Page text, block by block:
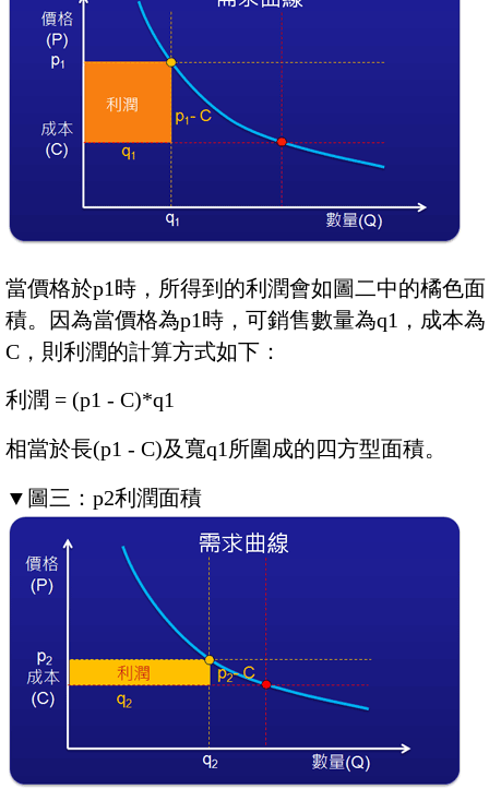
當價格於p1時，所得到的利潤會如圖二中的橘色面
積。因為當價格為p1時，可銷售數量為q1，成本為
C，則利潤的計算方式如下：
利潤 = (p1 - C)*q1
相當於長(p1 - C)及寬q1所圍成的四方型面積。
▼ 圖三：p2利潤面積